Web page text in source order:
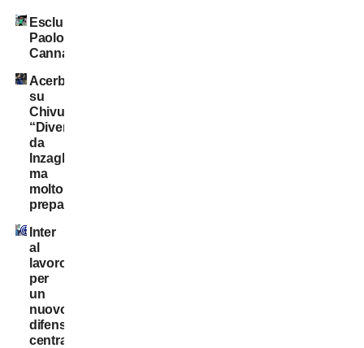
Esclusiva:
Paolo
Cannavaro
Acerbi
su
Chivu:
“Diverso
da
Inzaghi,
ma
molto
preparato”
Inter
al
lavoro
per
un
nuovo
difensore
centrale